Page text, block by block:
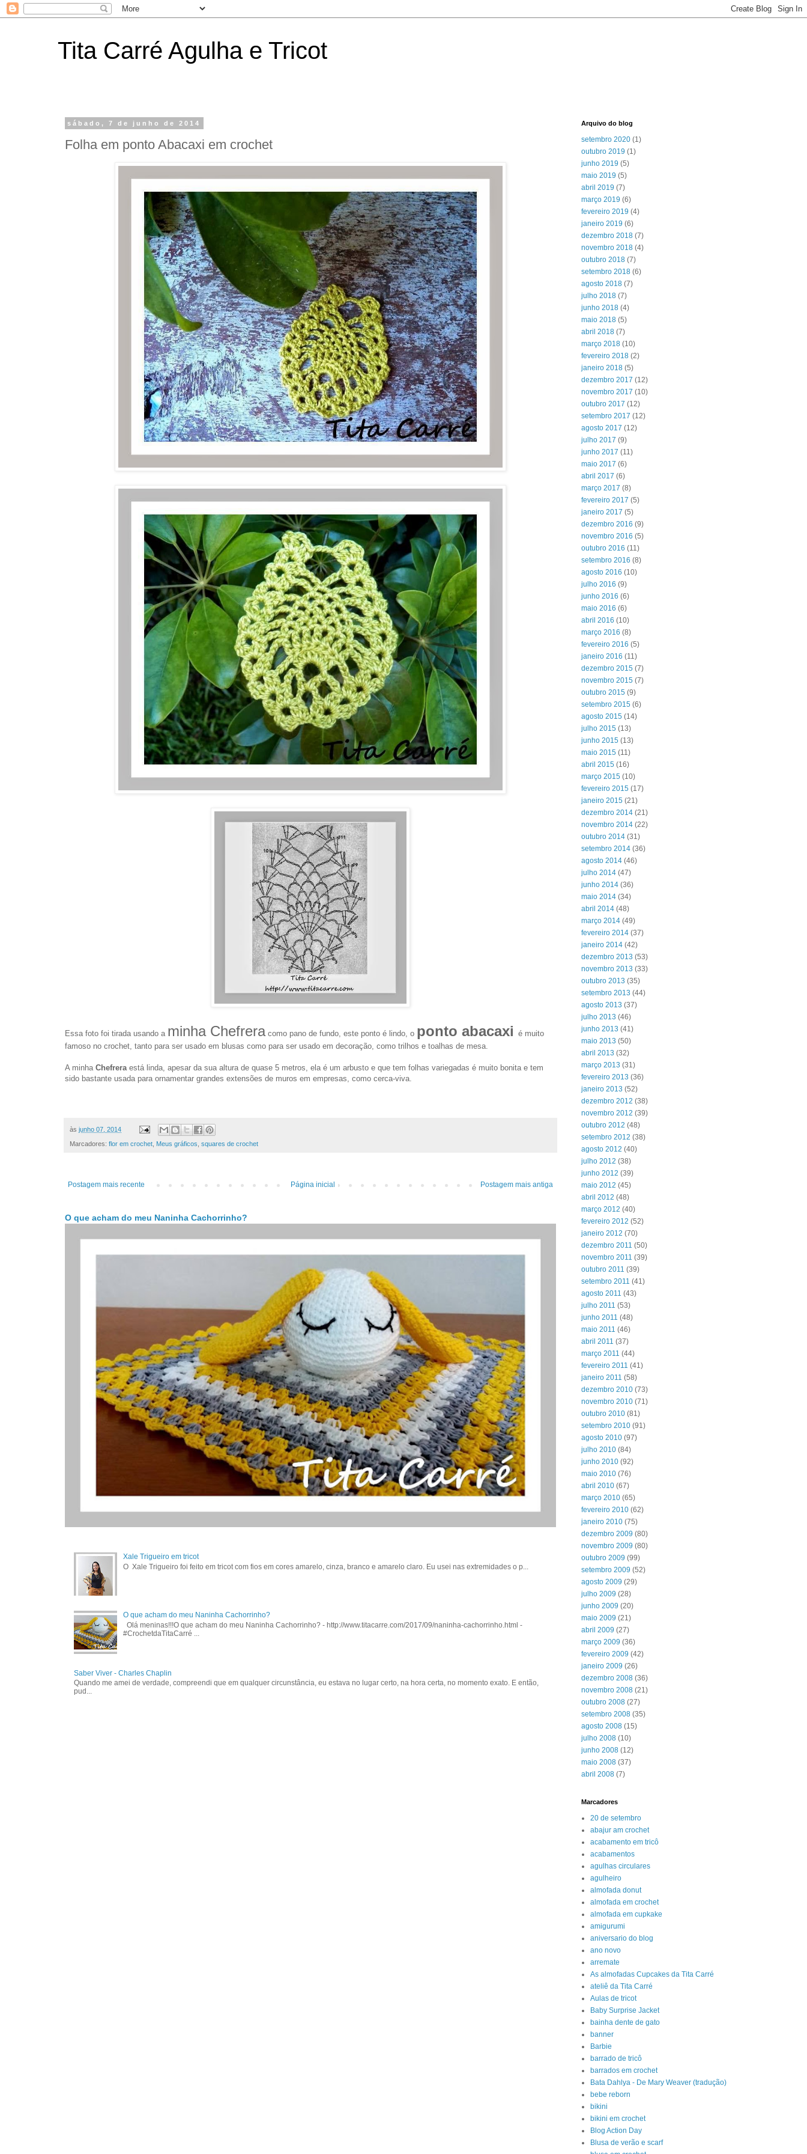
Tita Carré Agulha e Tricot
sábado, 7 de junho de 2014
Folha em ponto Abacaxi em crochet
Essa foto foi tirada usando a minha Chefreracomo pano de fundo, este ponto é lindo, o ponto abacaxi é muito
famoso no crochet, tanto para ser usado em blusas como para ser usado em decoração, como trilhos e toalhas de mesa.
A minha Chefrera está linda, apesar da sua altura de quase 5 metros, ela é um arbusto e que tem folhas variegadas é muito bonita e tem
sido bastante usada para ornamentar grandes extensões de muros em empresas, como cerca-viva.
às junho 07, 2014
Marcadores: flor em crochet Meus gráficos squares de crochet
Postagem mais recente Postagem mais antiga
Página inicial
O que acham do meu Naninha Cachorrinho?
Xale Trigueiro em tricot
O Xale Trigueiro foi feito em tricot com fios em cores amarelo, cinza, branco e amarelo claro. Eu usei nas extremidades o p...
O que acham do meu Naninha Cachorrinho?
Olá meninas!!!O que acham do meu Naninha Cachorrinho? - http://www.titacarre.com/2017/09/naninha-cachorrinho.html -
#CrochetdaTitaCarré ...
Saber Viver - Charles Chaplin
Quando me amei de verdade, compreendi que em qualquer circunstância, eu estava no lugar certo, na hora certa, no momento exato. E então,
pud...
Arquivo do blog
setembro 2020 (1)
outubro 2019 (1)
junho 2019 (5)
maio 2019 (5)
abril 2019 (7)
março 2019 (6)
fevereiro 2019 (4)
janeiro 2019 (6)
dezembro 2018 (7)
novembro 2018 (4)
outubro 2018 (7)
setembro 2018 (6)
agosto 2018 (7)
julho 2018 (7)
junho 2018 (4)
maio 2018 (5)
abril 2018 (7)
março 2018 (10)
fevereiro 2018 (2)
janeiro 2018 (5)
dezembro 2017 (12)
novembro 2017 (10)
outubro 2017 (12)
setembro 2017 (12)
agosto 2017 (12)
julho 2017 (9)
junho 2017 (11)
maio 2017 (6)
abril 2017 (6)
março 2017 (8)
fevereiro 2017 (5)
janeiro 2017 (5)
dezembro 2016 (9)
novembro 2016 (5)
outubro 2016 (11)
setembro 2016 (8)
agosto 2016 (10)
julho 2016 (9)
junho 2016 (6)
maio 2016 (6)
abril 2016 (10)
março 2016 (8)
fevereiro 2016 (5)
janeiro 2016 (11)
dezembro 2015 (7)
novembro 2015 (7)
outubro 2015 (9)
setembro 2015 (6)
agosto 2015 (14)
julho 2015 (13)
junho 2015 (13)
maio 2015 (11)
abril 2015 (16)
março 2015 (10)
fevereiro 2015 (17)
janeiro 2015 (21)
dezembro 2014 (21)
novembro 2014 (22)
outubro 2014 (31)
setembro 2014 (36)
agosto 2014 (46)
julho 2014 (47)
junho 2014 (36)
maio 2014 (34)
abril 2014 (48)
março 2014 (49)
fevereiro 2014 (37)
janeiro 2014 (42)
dezembro 2013 (53)
novembro 2013 (33)
outubro 2013 (35)
setembro 2013 (44)
agosto 2013 (37)
julho 2013 (46)
junho 2013 (41)
maio 2013 (50)
abril 2013 (32)
março 2013 (31)
fevereiro 2013 (36)
janeiro 2013 (52)
dezembro 2012 (38)
novembro 2012 (39)
outubro 2012 (48)
setembro 2012 (38)
agosto 2012 (40)
julho 2012 (38)
junho 2012 (39)
maio 2012 (45)
abril 2012 (48)
março 2012 (40)
fevereiro 2012 (52)
janeiro 2012 (70)
dezembro 2011 (50)
novembro 2011 (39)
outubro 2011 (39)
setembro 2011 (41)
agosto 2011 (43)
julho 2011 (53)
junho 2011 (48)
maio 2011 (46)
abril 2011 (37)
março 2011 (44)
fevereiro 2011 (41)
janeiro 2011 (58)
dezembro 2010 (73)
novembro 2010 (71)
outubro 2010 (81)
setembro 2010 (91)
agosto 2010 (97)
julho 2010 (84)
junho 2010 (92)
maio 2010 (76)
abril 2010 (67)
março 2010 (65)
fevereiro 2010 (62)
janeiro 2010 (75)
dezembro 2009 (80)
novembro 2009 (80)
outubro 2009 (99)
setembro 2009 (52)
agosto 2009 (29)
julho 2009 (28)
junho 2009 (20)
maio 2009 (21)
abril 2009 (27)
março 2009 (36)
fevereiro 2009 (42)
janeiro 2009 (26)
dezembro 2008 (36)
novembro 2008 (21)
outubro 2008 (27)
setembro 2008 (35)
agosto 2008 (15)
julho 2008 (10)
junho 2008 (12)
maio 2008 (37)
abril 2008 (7)
Marcadores
20 de setembro
abajur am crochet
acabamento em tricô
acabamentos
agulhas circulares
agulheiro
almofada donut
almofada em crochet
almofada em cupkake
amigurumi
aniversario do blog
ano novo
arremate
As almofadas Cupcakes da Tita Carré
ateliê da Tita Carré
Aulas de tricot
Baby Surprise Jacket
bainha dente de gato
banner
Barbie
barrado de tricô
barrados em crochet
Bata Dahlya - De Mary Weaver (tradução)
bebe reborn
bikini
bikini em crochet
Blog Action Day
Blusa de verão e scarf